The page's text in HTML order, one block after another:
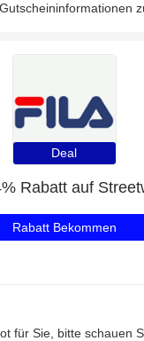
Deal
Rabatt auf
Rabatt Bekommen
für Sie, bitte schauen